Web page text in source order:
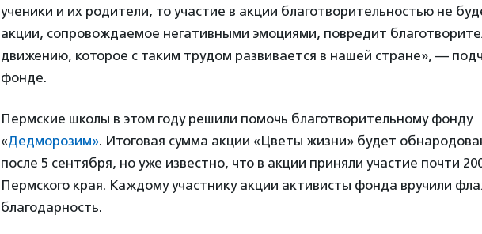
ученики и их родители, то участие в акции благотворительностью не
акции, сопровождаемое негативными эмоциями, повредит
движению, которое с таким трудом развивается в нашей стране», —
фонде.
Пермские школы в этом году решили помочь благотворительному фонду
«Дедморозим». Итоговая сумма акции «Цветы жизни» будет
после 5 сентября, но уже известно, что в акции приняли участие почти
Пермского края. Каждому участнику акции активисты фонда вручили
благодарность.